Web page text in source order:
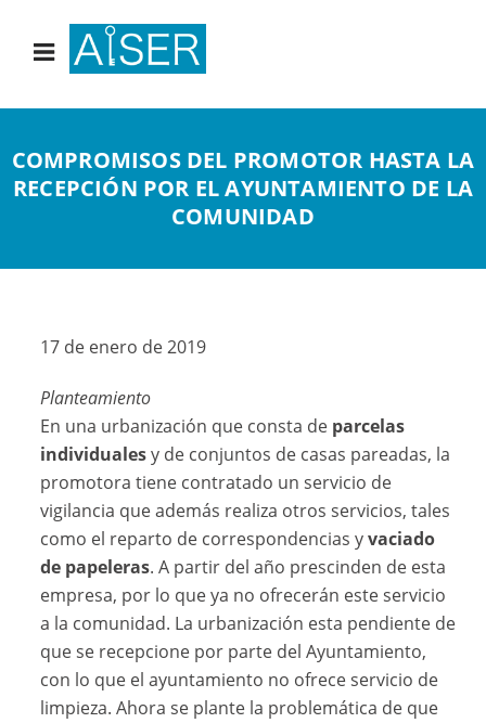
COMPROMISOS DEL PROMOTOR HASTA LA
RECEPCIÓN POR EL AYUNTAMIENTO DE LA
COMUNIDAD
17 de enero de 2019
Planteamiento
En una urbanización que consta de parcelas
individualesy de conjuntos de casas pareadas, la
promotora tiene contratado un servicio de
vigilancia que además realiza otros servicios, tales
como el reparto de correspondencias yvaciado
de papeleras. A partir del año prescinden de esta
empresa, por lo que ya no ofrecerán este servicio
a la comunidad. La urbanización esta pendiente de
que se recepcione por parte del Ayuntamiento,
con lo que el ayuntamiento no ofrece servicio de
limpieza. Ahora se plante la problemática de que